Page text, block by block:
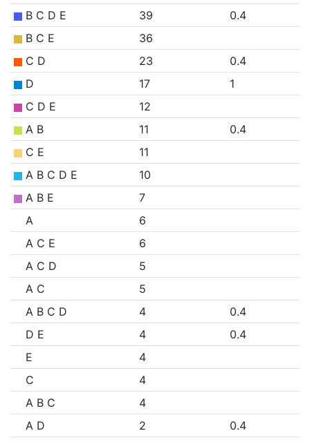
B C D E
39
0.4
B C E
36
C D
23
0.4
D
17
1
C D E
12
A B
11
0.4
C E
11
A B C D E
10
A B E
7
A
6
A C E
6
A C D
5
A C
5
A B C D
4
0.4
D E
4
0.4
E
4
C
4
A B C
4
A D
2
0.4